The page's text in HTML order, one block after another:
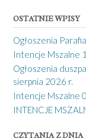
OSTATNIE WPISY
Ogłoszenia
Intencje Mszalne
Ogłoszenia
sierpnia 2026 r.
Intencje Mszalne
INTENCJE
CZYTANIA Z DNIA